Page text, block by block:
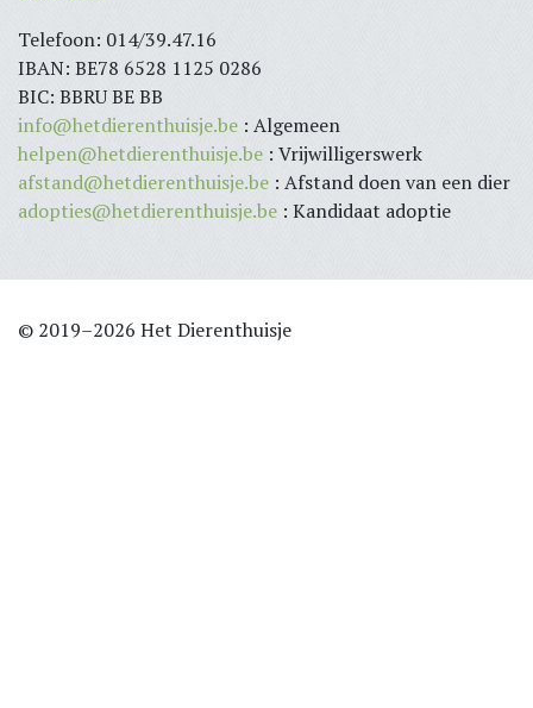
Telefoon: 014/39.47.16
IBAN: BE78 6528 1125 0286
BIC: BBRU BE BB
info@hetdierenthuisje.be : Algemeen
helpen@hetdierenthuisje.be : Vrijwilligerswerk
afstand@hetdierenthuisje.be : Afstand doen van een dier
adopties@hetdierenthuisje.be : Kandidaat adoptie
© 2019–2026 Het Dierenthuisje